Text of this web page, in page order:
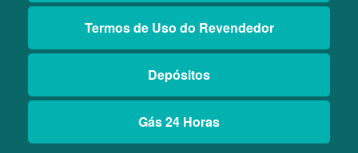
Termos de Uso do Revendedor
Depósitos
Gás 24 Horas